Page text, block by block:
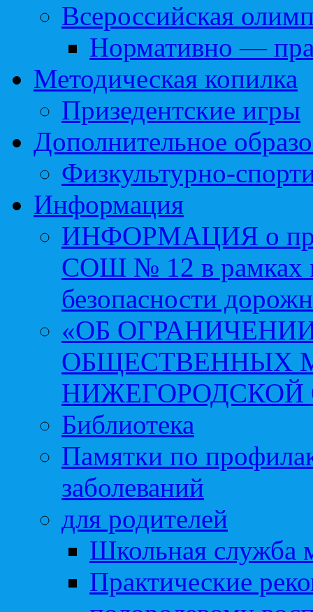
Всероссийская
Нормативно —
Методическая копилка
Призедентские игры
Дополнительное
Физкультурно-
Информация
ИНФОРМАЦИЯ о
СОШ № 12 в рамках
безопасности
«ОБ
ОБЩЕСТВЕННЫХ
НИЖЕГОРОДСКОЙ
Библиотека
Памятки по
заболеваний
для родителей
Школьная служба
Практические